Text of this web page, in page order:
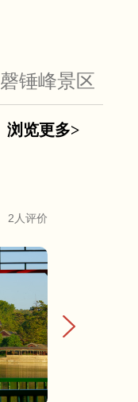
磬锤峰景区
浏览更多>
2人评价